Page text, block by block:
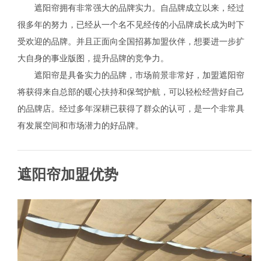
遮阳帘拥有非常强大的品牌实力。自品牌成立以来，经过
很多年的努力，已经从一个名不见经传的小品牌成长成为时下
受欢迎的品牌。并且正面向全国招募加盟伙伴，想要进一步扩
大自身的事业版图，提升品牌的竞争力。
遮阳帘是具备实力的品牌，市场前景非常好，加盟遮阳帘
将获得来自总部的暖心扶持和保驾护航，可以轻松经营好自己
的品牌店。经过多年深耕已获得了群众的认可，是一个非常具
有发展空间和市场潜力的好品牌。
遮阳帘加盟优势